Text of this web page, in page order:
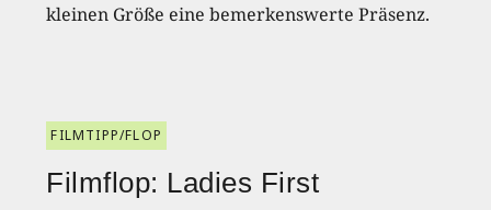
kleinen Größe eine bemerkenswerte Präsenz.
FILMTIPP/FLOP
Filmflop: Ladies First